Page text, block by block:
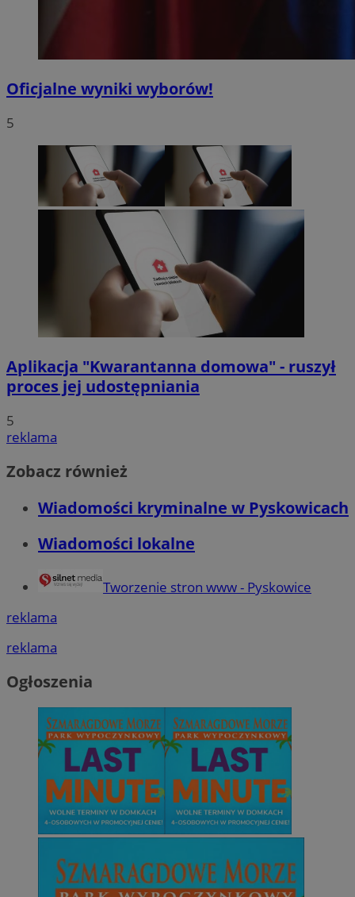
Oficjalne wyniki wyborów!
5
Aplikacja "Kwarantanna domowa" - ruszył
proces jej udostępniania
5
reklama
Zobacz również
Wiadomości kryminalne w Pyskowicach
Wiadomości lokalne
Tworzenie stron www - Pyskowice
reklama
reklama
Ogłoszenia